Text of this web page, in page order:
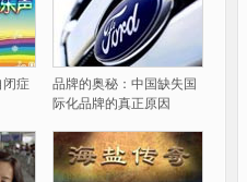
闭症
品牌的奥秘：中国缺失国
际化品牌的真正原因